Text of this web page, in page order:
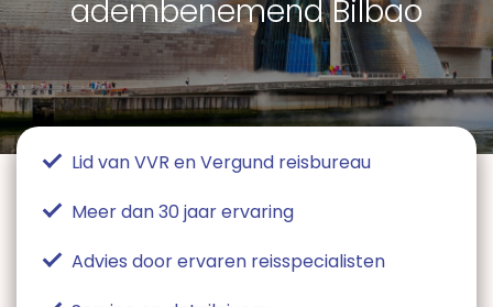
adembenemend Bilbao
Lid van VVR en Vergund reisbureau
Meer dan 30 jaar ervaring
Advies door ervaren reisspecialisten